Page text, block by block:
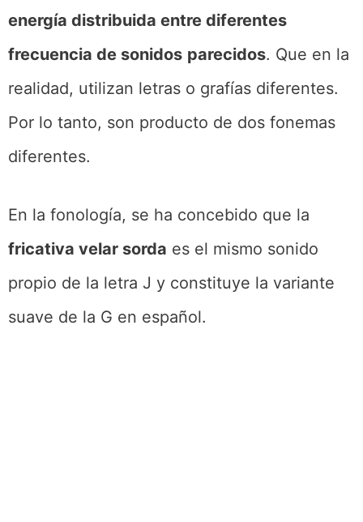
energía distribuida entre diferentes
frecuencia de sonidos parecidos. Que en la
realidad, utilizan letras o grafías diferentes.
Por lo tanto, son producto de dos fonemas
diferentes.
En la fonología, se ha concebido que la
fricativa velar sorda es el mismo sonido
propio de la letra J y constituye la variante
suave de la G en español.